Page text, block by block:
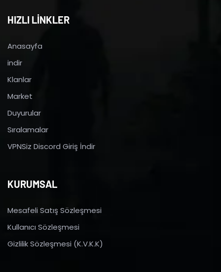
HIZLI LİNKLER
Anasayfa
indir
Klanlar
Market
Duyurular
Sıralamalar
VPNSiz Discord Giriş İndir
KURUMSAL
Mesafeli Satış Sözleşmesi
Kullanıcı Sözleşmesi
Gizlilik Sözleşmesi (K.V.K.K)